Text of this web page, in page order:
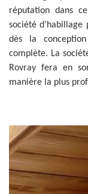
réputation dans
société d’habillage
dès la
complète. La
Rovray fera en
manière la plus